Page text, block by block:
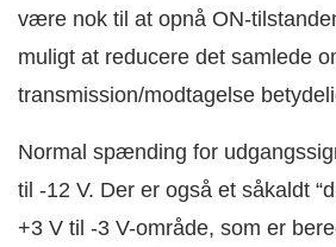
være nok til at opnå ON-
muligt at reducere det samlede
transmission/modtagelse
Normal spænding for
til -12 V. Der er også et såkaldt
+3 V til -3 V-område, som er